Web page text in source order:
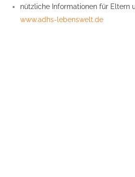
nützliche Informationen für Eltern
www.adhs-lebenswelt.de